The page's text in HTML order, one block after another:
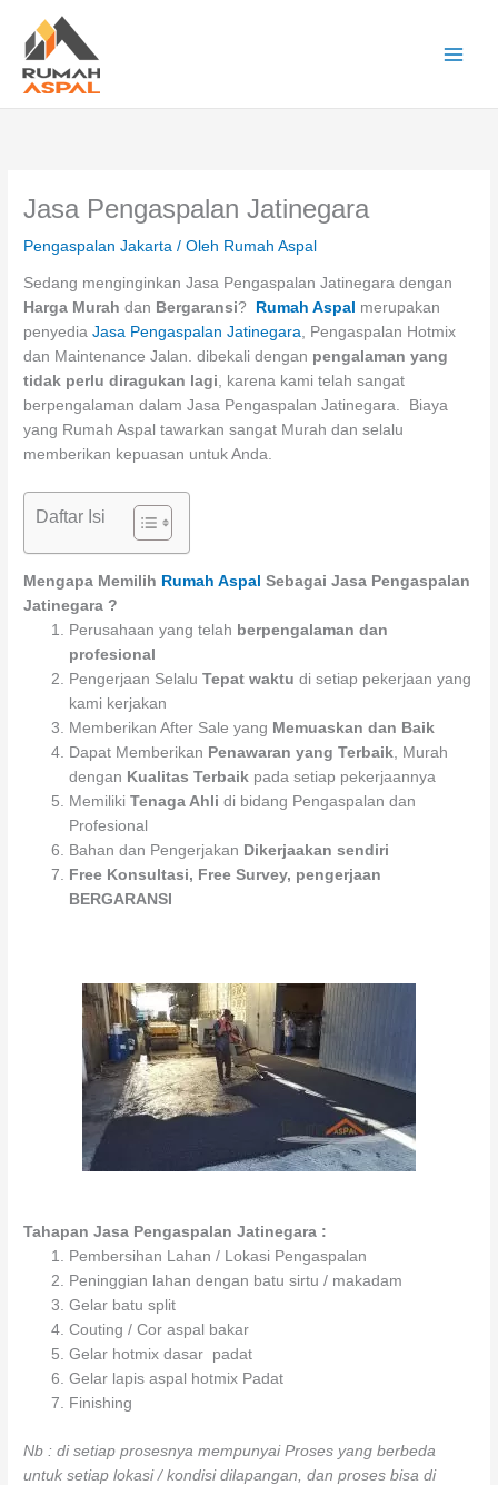
konten
Jasa Pengaspalan Jatinegara
Pengaspalan Jakarta / Oleh Rumah Aspal
Sedang menginginkan Jasa Pengaspalan Jatinegara dengan
Harga Murah dan Bergaransi? Rumah Aspal merupakan
penyediaJasa Pengaspalan Jatinegara, Pengaspalan Hotmix
dan Maintenance Jalan. dibekali dengan pengalaman yang
tidak perlu diragukan lagi, karena kami telah sangat
berpengalaman dalam Jasa Pengaspalan Jatinegara. Biaya
yang Rumah Aspal tawarkan sangat Murah dan selalu
memberikan kepuasan untuk Anda.
Daftar Isi
Mengapa Memilih Rumah Aspal Sebagai Jasa Pengaspalan
Jatinegara ?
Perusahaan yang telah berpengalaman dan
profesional
Pengerjaan SelaluTepat waktu di setiap pekerjaan yang
kami kerjakan
Memberikan After Sale yang Memuaskan dan Baik
Dapat Memberikan Penawaran yang Terbaik , Murah
dengan Kualitas Terbaik pada setiap pekerjaannya
MemilikiTenaga Ahli di bidang Pengaspalan dan
Profesional
Bahan dan Pengerjakan Dikerjaakan sendiri
Free Konsultasi, Free Survey, pengerjaan
BERGARANSI
Tahapan Jasa Pengaspalan Jatinegara :
Pembersihan Lahan / Lokasi Pengaspalan
Peninggian lahan dengan batu sirtu / makadam
Gelar batu split
Couting / Cor aspal bakar
Gelar hotmix dasar padat
Gelar lapis aspal hotmix Padat
Finishing
Nb : di setiap prosesnya mempunyai Proses yang berbeda
untuk setiap lokasi / kondisi dilapangan, dan proses bisa di